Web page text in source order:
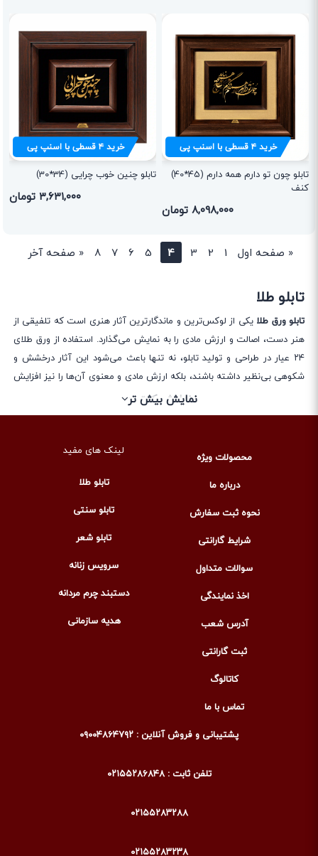
خرید۴قسطی با اسنپ پی
تابلو چون تو دارم همه دارم (45*40)
کنف
۸,۰۹۸,۰۰۰ تومان
خرید۴قسطی با اسنپ پی
تابلو چنین خوب چرایی (34*30)
۳,۶۳۱,۰۰۰ تومان
« صفحه اول 1
2
3
4
5
6
7
8
« صفحه آخر
تابلو طلا
تابلو ورق طلا یکی از لوکس‌ترین و ماندگارترین آثار هنری است که تلفیقی از
هنر دست، اصالت و ارزش مادی را به نمایش می‌گذارد. استفاده از ورق طلای
۲۴ عیار در طراحی و تولید تابلو، نه تنها باعث می‌شود این آثار درخشش و
شکوهی بی‌نظیر داشته باشند، بلکه ارزش مادی و معنوی آن‌ها را نیز افزایش
می‌دهد. امروزه این تابلوها به عنوان دکوراسیونی خاص در خانه‌ها، دفاتر کاری،
لابی هتل‌ها و حتی به عنوان هدیه‌ای ماندگار مورد توجه قرار گرفته‌اند.
با بهره‌گیری از هنرمندان متخصص، مجموعه‌ای متنوع از تابلوهای
ورق طلا را تولید می‌کند؛ آثاری که هم زیبایی بصری دارند و هم با موضوعات
مختلف فرهنگی، تاریخی، مذهبی و عاشقانه تلفیق شده‌اند.
انواع تابلو طلا
تابلوهای ورق طلا تنوع بسیار زیادی دارند و می‌توانند متناسب با هر سلیقه و
دکوراسیونی انتخاب شوند. برخی از محبوب‌ترین انواع آن‌ها عبارت‌اند از:
تابلو ماه تولد
تابلوهای ماه تولد لوموس، با ترکیبی هنرمندانه از نمادهای ماهیانه که با ورق
طلای ناب ۲۴ عیار طراحی شده‌اند، هدیه‌ای منحصربه‌فرد و ماندگار برای عزیزان
فیروزه دسامبر) جلوه‌ای چشمگیر می‌یابد و در قابی هنری، تابلویی خاطره‌انگیز
و شخصی‌سازی شده خلق می‌کند که نه تنها یک اثر تزئینی، بلکه گنجینه‌ای
تابلو شعر طلا
بزرگان ادب فارسی مانند حافظ، سعدی و مولانا طراحی می‌شود. تصور کنید
نمایش کمتر
نمایش بیش تر
محصولات ویژه
درباره ما
نحوه ثبت سفارش
شرایط گارانتی
سوالات متداول
اخذ نمایندگی
آدرس شعب
ثبت گارانتی
کاتالوگ
تماس با ما
لینک های مفید
تابلو طلا
تابلو سنتی
تابلو شعر
سرویس زنانه
دستبند چرم مردانه
هدیه سازمانی
پشتیبانی و فروش آنلاین : ۰۹۰۰۴۸۶۴۷۹۲
تلفن ثابت : ۰۲۱۵۵۲۸۶۸۴۸
۰۲۱۵۵۲۸۳۲۸۸
۰۲۱۵۵۲۸۳۲۳۸